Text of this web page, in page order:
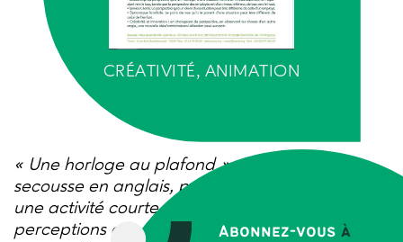
Abonnez-vous à
CRÉATIVITÉ, ANIMATION
« Une horloge au plafond » est une « jolt »,
secousse en anglais, proposée par Thiagi. C’est
une activité courte qui amène à réfléchir sur les
perceptions que l’on a des choses selon la